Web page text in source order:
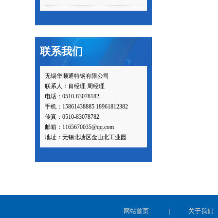
联系我们
无锡华顺通特钢有限公司
联系人：肖经理 周经理
电话：0510-83078182
手机：15861438885 18961812382
传真：0510-83078782
邮箱：1165670035@qq.com
地址：无锡北塘区金山北工业园
网站首页 关于我们